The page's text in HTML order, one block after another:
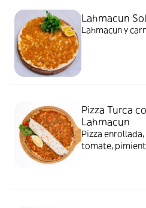
Lahmacun
Lahmacun y
Pizza Turca
Lahmacun
Pizza
tomate,